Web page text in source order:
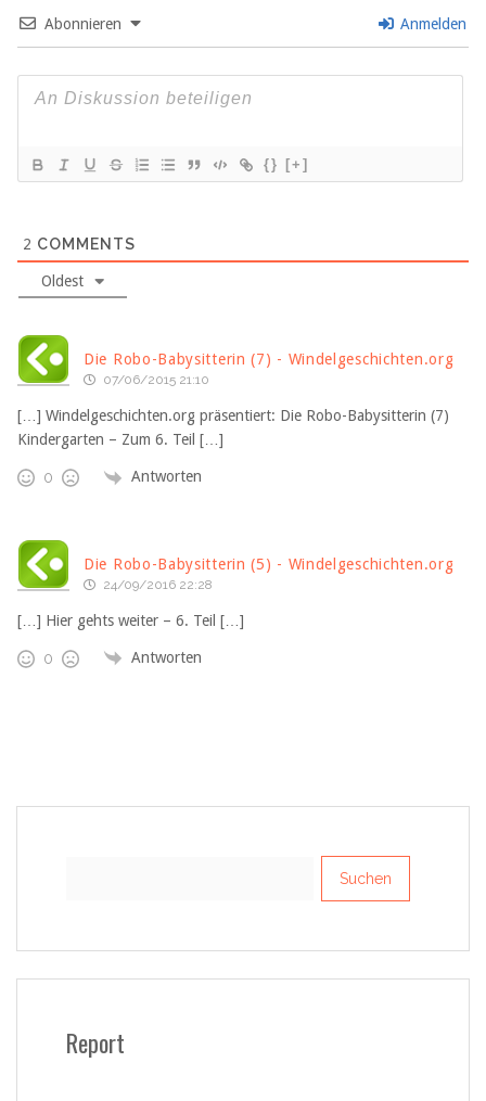
Abonnieren Anmelden
{} [+]
2 COMMENTS
Oldest
Die Robo-Babysitterin (7) - Windelgeschichten.org
07/06/2015 21:10
[…] Windelgeschichten.org präsentiert: Die Robo-Babysitterin (7)
Kindergarten – Zum 6. Teil […]
0 Antworten
Die Robo-Babysitterin (5) - Windelgeschichten.org
24/09/2016 22:28
[…] Hier gehts weiter – 6. Teil […]
0 Antworten
Report